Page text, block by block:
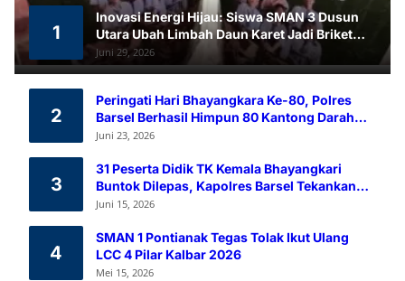
1
Inovasi Energi Hijau: Siswa SMAN 3 Dusun
Utara Ubah Limbah Daun Karet Jadi Briket
Ramah Lingkungan
Juni 29, 2026
2
Peringati Hari Bhayangkara Ke-80, Polres
Barsel Berhasil Himpun 80 Kantong Darah
Melalui Aksi Donor Darah
Juni 23, 2026
3
31 Peserta Didik TK Kemala Bhayangkari
Buntok Dilepas, Kapolres Barsel Tekankan
Pendidikan Karakter
Juni 15, 2026
4
SMAN 1 Pontianak Tegas Tolak Ikut Ulang
LCC 4 Pilar Kalbar 2026
Mei 15, 2026